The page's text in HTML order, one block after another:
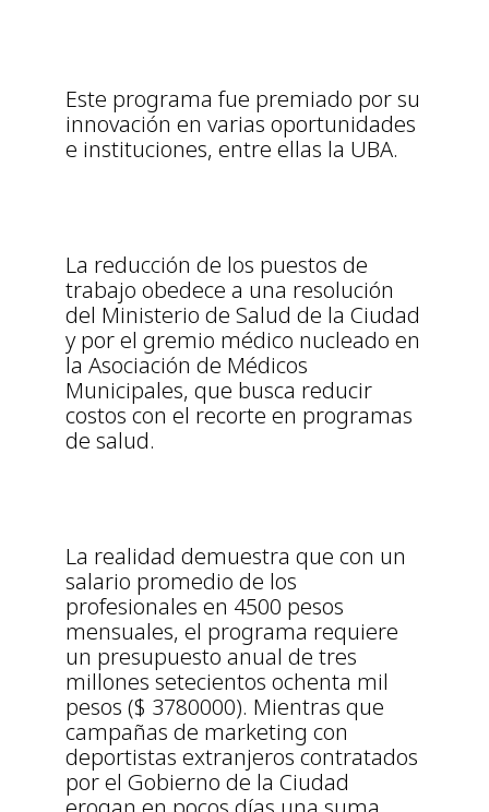
Este programa fue premiado por su
innovación en varias oportunidades
e instituciones, entre ellas la UBA.
La reducción de los puestos de
trabajo obedece a una resolución
del Ministerio de Salud de la Ciudad
y por el gremio médico nucleado en
la Asociación de Médicos
Municipales, que busca reducir
costos con el recorte en programas
de salud.
La realidad demuestra que con un
salario promedio de los
profesionales en 4500 pesos
mensuales, el programa requiere
un presupuesto anual de tres
millones setecientos ochenta mil
pesos ($ 3780000). Mientras que
campañas de marketing con
deportistas extranjeros contratados
por el Gobierno de la Ciudad